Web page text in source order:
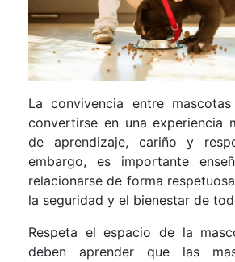
La convivencia entre
convertirse en una experiencia
de aprendizaje, cariño y
embargo, es importante
relacionarse de forma
la seguridad y el bienestar de
Respeta el espacio de la
deben aprender que las